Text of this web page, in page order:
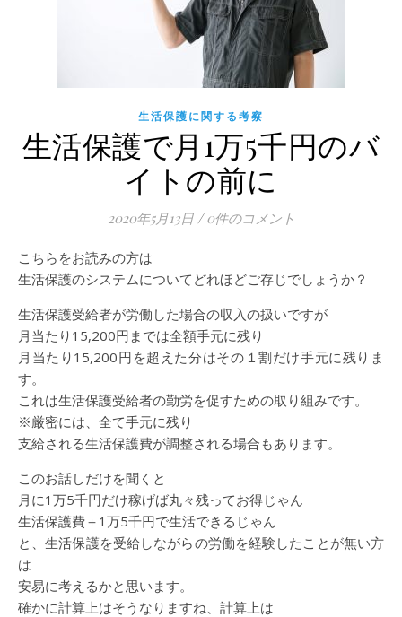
生活保護に関する考察
生活保護で月1万5千円のバ
イトの前に
2020年5月13日 / 0件のコメント
こちらをお読みの方は
生活保護のシステムについてどれほどご存じでしょうか？
生活保護受給者が労働した場合の収入の扱いですが
月当たり15,200円までは全額手元に残り
月当たり15,200円を超えた分はその１割だけ手元に残りま
す。
これは生活保護受給者の勤労を促すための取り組みです。
※厳密には、全て手元に残り
支給される生活保護費が調整される場合もあります。
このお話しだけを聞くと
月に1万5千円だけ稼げば丸々残ってお得じゃん
生活保護費＋1万5千円で生活できるじゃん
と、生活保護を受給しながらの労働を経験したことが無い方
は
安易に考えるかと思います。
確かに計算上はそうなりますね、計算上は